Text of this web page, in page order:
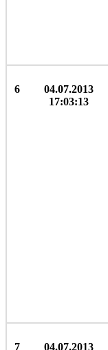
6
04.07.2013
17:03:13
7 04.07.2013